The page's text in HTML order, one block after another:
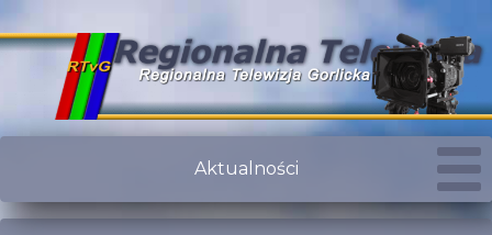
Aktualności